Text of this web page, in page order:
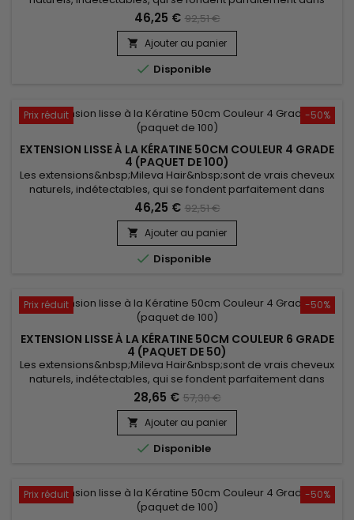
votre chevelure, en augmentant son volume ou sa
longueur.&nbsp; Très soyeux et très doux, ils sont 100% rémy
hair.&nbsp; Le cheveu est très léger, souple et donne un look
très naturel.
46,25 € 92,51 €
 Ajouter au panier
 Disponible
-50%
Prix réduit
EXTENSION LISSE À LA KÉRATINE 50CM COULEUR 4 GRADE
4 (PAQUET DE 100)
Les extensions&nbsp;Mileva Hair&nbsp;sont de vrais cheveux
naturels, indétectables, qui se fondent parfaitement dans
votre chevelure, en augmentant son volume ou sa
longueur.&nbsp; Très soyeux, très doux, ils sont 100% rémy
hair.&nbsp; Le cheveu est très léger, souple, et donne un look
très naturel.
46,25 € 92,51 €
 Ajouter au panier
 Disponible
-50%
Prix réduit
EXTENSION LISSE À LA KÉRATINE 50CM COULEUR 6 GRADE
4 (PAQUET DE 50)
Les extensions&nbsp;Mileva Hair&nbsp;sont de vrais cheveux
naturels, indétectables, qui se fondent parfaitement dans
votre chevelure, en augmentant son volume ou sa
longueur.&nbsp; Très soyeux, très doux, ils sont 100% rémy
hair.&nbsp; Le cheveu est très léger, souple, et donne un look
très naturel.
28,65 € 57,30 €
 Ajouter au panier
 Disponible
-50%
Prix réduit